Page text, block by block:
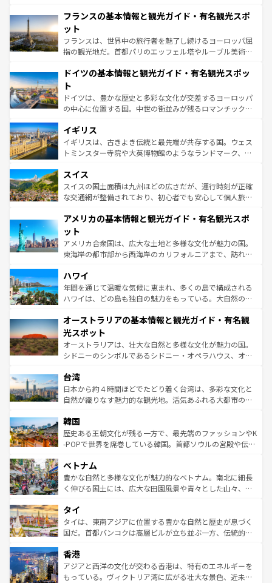
なお、新着のイタリア情報はコンテンツ一覧を参照してほ
しい。
文化が根付くこの国では、情熱的なフラメンコ、熱気あふ
れる闘牛、そして美味しいタパスが生活の一部となってい
る。首都マドリードの洗練された雰囲気や、バルセロナの
アートに溢れた街角から、地方では古代ローマ遺跡や中世
せる。地方によって風土や気候が異なるスペインはその個
ンテンツ一覧 を参照してほしい。
フランスの基本情報と観光ガイド・有名観光スポ
ット
フランスは、世界中の旅行者を魅了し続けるヨーロッパ屈
指の観光地だ。首都パリのエッフェル塔やルーブル美術館
で、幅広い魅力が詰まっている。華麗な宮殿、歴史的な大
聖堂、美しいビーチ、そして豊かな自然が、訪れる者を心
から魅了する。また、フランスは美食の国としても知ら
れ、フランス料理はユネスコ無形文化遺産にも登録されて
香り高いラベンダー畑など、多彩な楽しみ方が可能だ。さ
らに、パリ以外の地域にも魅力が溢れており、どの街角に
も豊かな歴史と文化が息づいている。パリ以外の個性あふ
を参照してほしい。
ドイツの基本情報と観光ガイド・有名観光スポッ
ト
ドイツは、豊かな歴史と多彩な文化が交差するヨーロッパ
の中心に位置する国。中世の街並みが残るロマンチック街
顔を持つこの国は、どこを歩いても飽きることがない。ベ
ルリンの文化的活気、バイエルン州のアルプスの絶景、そ
してライン川沿いのワイン畑といった風景は必見。ビール
は、お酒好きな人にはぜひ体験してほしい。 なお、新着の
ドイツ情報はコンテンツ一覧を参照してほしい。
イギリス
イギリスは、古きよき伝統と最先端が共存する国。ウェス
トミンスター寺院や大英博物館のようなランドマーク、歴
リアごとに異なる魅力がある。また、優雅なアフタヌーン
ティー、ビール好きにはたまらない英国パブ、サッカー観
戦など、本場だからこそできる体験も豊富。イギリスを旅
ンツ一覧を参照してほしい。
スイス
スイスの国土面積は九州ほどの広さだが、運行時刻が正確
な交通網が整備されており、初心者でも安心して個人旅行
の建物がそのまま残る町や、スイスならではのユニークな
博物館もあり、アルプス観光だけでなく町歩きも満喫する
ことができる。国民の所得が高いため物価も高いが、旅行
者向けの交通パス提供のサービスもあり、うまく活用すれ
着のスイス情報は
アメリカの基本情報と観光ガイド・有名観光スポ
ット
アメリカ合衆国は、広大な土地と多様な文化が魅力の国。
東海岸の都市部から西海岸のカリフォルニアまで、訪れる
のような巨大都市は、観光、ショッピング、エンターテイ
ンメントが詰まった刺激的なスポットだ。一方、アメリカ
西部には大自然が広がり、グランドキャニオンやイエロー
部のニューオーリンズでは、音楽と美食が融合した独特の
文化が魅力。旅行者はアメリカの各地域で異なる魅力を楽
しみながら、その多様性と豊かな歴史を感じることができ
るだろう。車でのロードトリップや列車の旅も、アメリカ
情報は
ハワイ
年間を通じて温暖な気候に恵まれ、多くの島で構成される
ハワイは、どの島も独自の魅力をもっている。大自然の神
ワイ島は見逃せない。また、定番の観光地といえばオアフ
島だが、静かな自然を求めるならマウイ島やカウアイ島が
おすすめ。エメラルドグリーンに輝く海をはじめ、豊かな
文化や歴史が息づいている。「アロハスピリット」と呼ば
人々、おいしいローカルフードやハワイアンミュージッ
ク、伝統的なフラダンスなど、すべてがハワイの魅力を彩
っている。訪れるたびに新しい発見と感動が待っているハ
はコンテンツ一覧
オーストラリアの基本情報と観光ガイド・有名観
光スポット
オーストラリアは、壮大な自然と多様な文化が魅力の国。
シドニーのシンボルであるシドニー・オペラハウス、オー
リアリーフや大陸中央部にそびえるウルル（エアーズロッ
ク）、タスマニアの美しい原生林やケアンズの熱帯雨林な
ど、見どころがたくさん。また、カフェやワイン、オージ
いる。アクティビティも充実しており、サーフィンやダイ
ビング、ハイキングなど、アウトドア好きにはたまらな
い。オーストラリアの多彩な魅力を存分に味わいつくそ
参照してほしい。
台湾
日本から約４時間ほどでたどり着く台湾は、多彩な文化と
自然が織りなす魅力的な観光地。活気あふれる大都市の台
ン）、静ひつな山岳地帯である台湾東部など、都市の喧騒
と山間の静けさが共存しており、訪れる人に新しい発見と
驚きをもたらしてくれる。また、奥深い台湾の食文化も魅
容にもいいと評判のスイーツなど、バラエティ豊かな料理
が味わえる。 なお、新着の台湾情報は コンテンツ一覧を参
照してほしい。
韓国
歴史ある王朝文化が残る一方で、最先端のファッションやK
-POPで世界を席巻している韓国。首都ソウルの宮殿や伝統
き、地方に足を延ばせば四季折々の自然美を楽しむことが
できる。そして、キムチや焼肉、絶品のストリートフード
まで、さまざまな韓国料理が待っている。夜には、韓国な
リティに包まれながら、韓国の多彩な魅力を心ゆくまで味
わってみてほしい。 なお、新着の韓国情報はコンテンツ一
覧を参照してほしい。
ベトナム
豊かな自然と多様な文化が魅力的なベトナム。南北に細長
く伸びる国土には、広大な田園風景や青々とした山々、世
急速な発展と共に伝統が息づく。ハノイの古い町並みやホ
ーチミン市のフランス統治時代の建物も、独特の雰囲気を
醸し出している。また、バラエティの豊かさとおいしさで
とつ。フォーやバインミー、ベトナムコーヒーなどは、ぜ
ひ現地で味わいたい。どの地域を訪れてもあたたかい人々
が旅行者を迎えてくれるので、きっと忘れられない旅にな
タイ
タイは、東南アジアに位置する豊かな自然と歴史が息づく
国だ。首都バンコクは高層ビルが立ち並ぶ一方、伝統的な
の活気が交差している。北部ではチェンマイなどの山岳地
帯で自然と触れ合い、南部ではプーケットやクラビの美し
いビーチでリゾート気分を楽しむことができる。タイ料理
香港
アジアと西洋の文化が交わる香港は、特有のエネルギーを
もっている。ヴィクトリア湾に広がる壮大な景色、近未来